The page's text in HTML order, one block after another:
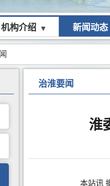
机构介绍 新闻动态
治淮要闻
淮
本站讯